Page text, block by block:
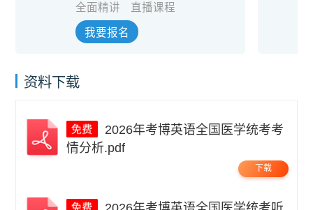
全面精讲 直播课程
我要报名
资料下载
情分析.pdf
下载